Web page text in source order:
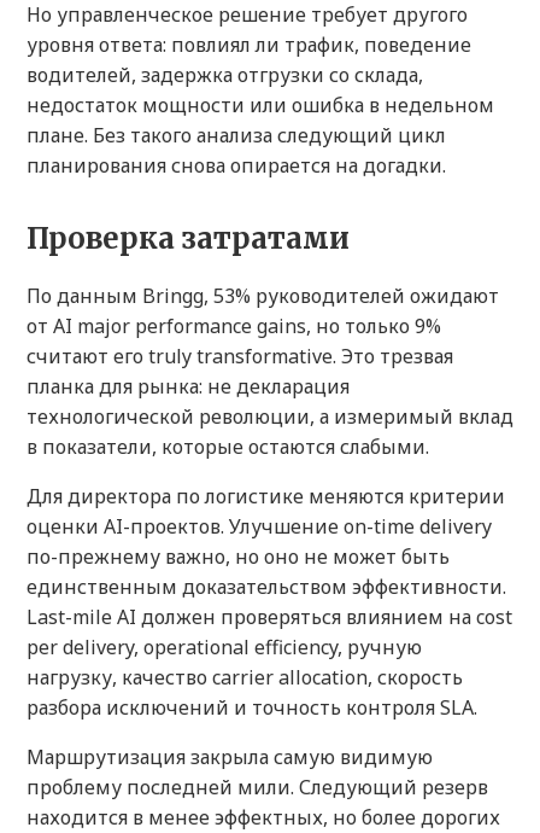
Но управленческое решение требует другого
уровня ответа: повлиял ли трафик, поведение
водителей, задержка отгрузки со склада,
недостаток мощности или ошибка в недельном
плане. Без такого анализа следующий цикл
планирования снова опирается на догадки.
Проверка затратами
По данным Bringg, 53% руководителей ожидают
от AI major performance gains, но только 9%
считают его truly transformative. Это трезвая
планка для рынка: не декларация
технологической революции, а измеримый вклад
в показатели, которые остаются слабыми.
Для директора по логистике меняются критерии
оценки AI-проектов. Улучшение on-time delivery
по-прежнему важно, но оно не может быть
единственным доказательством эффективности.
Last-mile AI должен проверяться влиянием на cost
per delivery, operational efficiency, ручную
нагрузку, качество carrier allocation, скорость
разбора исключений и точность контроля SLA.
Маршрутизация закрыла самую видимую
проблему последней мили. Следующий резерв
находится в менее эффектных, но более дорогих